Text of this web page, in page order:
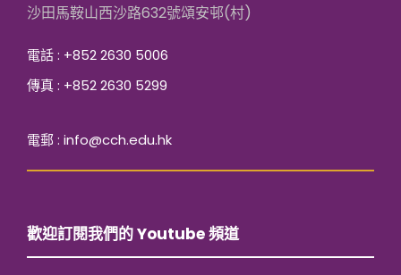
沙田馬鞍山西沙路632號頌安邨(村)
電話 : +852 2630 5006
傳真 : +852 2630 5299
電郵 : info@cch.edu.hk
歡迎訂閱我們的 Youtube 頻道